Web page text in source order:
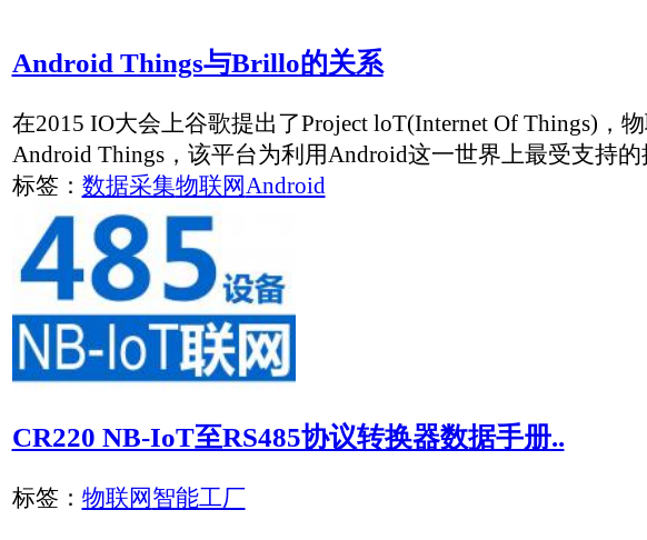
CR220 NB-IoT至RS485协议转换器数据手册..
标签： 物联网智能工厂
LoRaWAN网关快速使用指南
LoRaWAN网关快速使用指南
标签：物联网设备联网 LoRa
K9220 NB-IoT至CAN总线协议转换器数据手..
K9220 NB-IoT至CAN总线协议转换器数据手册、用户手册、开发手册等资料下载。